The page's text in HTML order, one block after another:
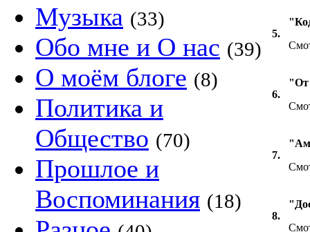
Музыка (33)
Обо мне и О нас (39)
О моём блоге (8)
Политика и
Общество (70)
Прошлое и
Воспоминания (18)
5.
6.
"От
7.
8.